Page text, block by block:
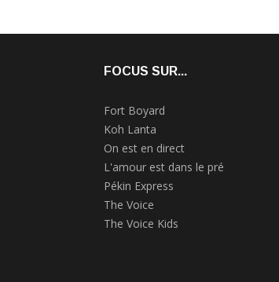
FOCUS SUR...
Fort Boyard
Koh Lanta
On est en direct
L'amour est dans le pré
Pékin Express
The Voice
The Voice Kids